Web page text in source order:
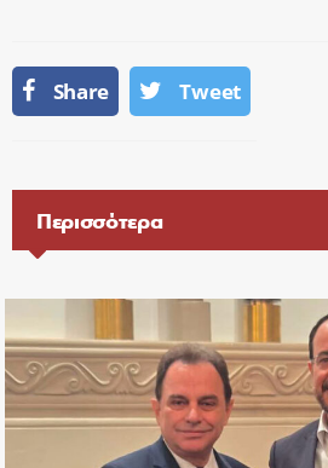
Share Tweet
Περισσότερα